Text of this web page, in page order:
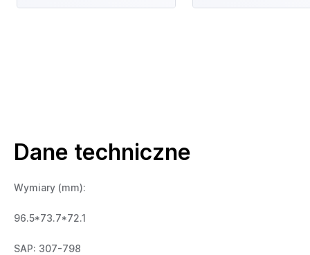
Dane techniczne
Wymiary (mm):
96.5*73.7*72.1
SAP: 307-798